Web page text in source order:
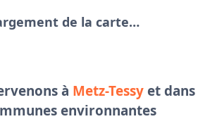
de la carte…
à Metz-Tessyet dans
environnantes